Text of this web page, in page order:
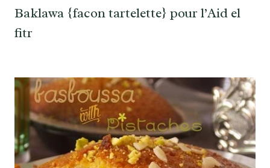
Baklawa {facon tartelette} pour l’Aid el
fitr